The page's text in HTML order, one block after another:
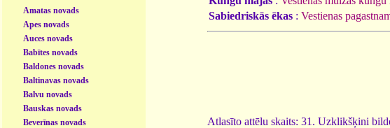
Amatas novads
Apes novads
Auces novads
Babītes novads
Baldones novads
Baltinavas novads
Balvu novads
Bauskas novads
Beverīnas novads
Sabiedriskās ēkas : Vestienas
Atlasīto attēlu skaits: 31. Uzklikšķini